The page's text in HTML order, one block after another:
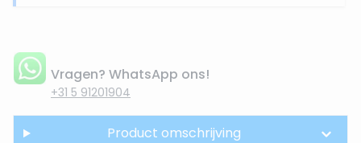
Vragen? WhatsApp ons!
+31 5 91201904
Product omschrijving